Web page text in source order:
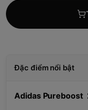
Đặc điểm nổi bật
Adidas Pureboost